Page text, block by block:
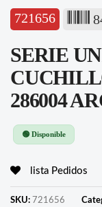
721656
SERIE
286004
🟢 Disponible
lista Pedidos
SKU: 721656